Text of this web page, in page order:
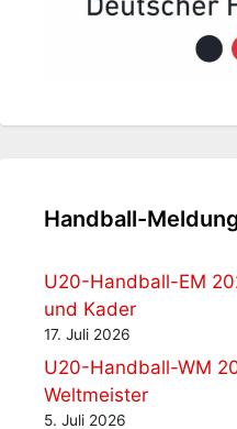
Handball-
U20-Handball-EM
und Kader
17. Juli 2026
U20-Handball-WM
Weltmeister
5. Juli 2026